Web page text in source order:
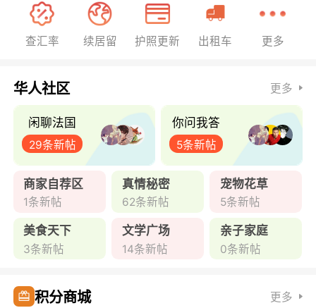
查汇率 续居留 护照更新 出租车 更多
华人社区 更多
闲聊法国
29条新帖
你问我答
5条新帖
商家自荐区
1条新帖
真情秘密
62条新帖
宠物花草
5条新帖
美食天下
3条新帖
文学广场
14条新帖
亲子家庭
0条新帖
积分商城 更多